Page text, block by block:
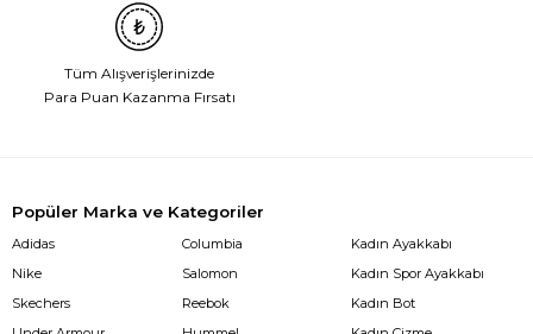
Tüm Alışverişlerinizde
Para Puan Kazanma Fırsatı
Popüler Marka ve Kategoriler
Adidas
Nike
Skechers
Columbia
Salomon
Reebok
Kadın Ayakkabı
Kadın Spor Ayakkabı
Kadın Bot